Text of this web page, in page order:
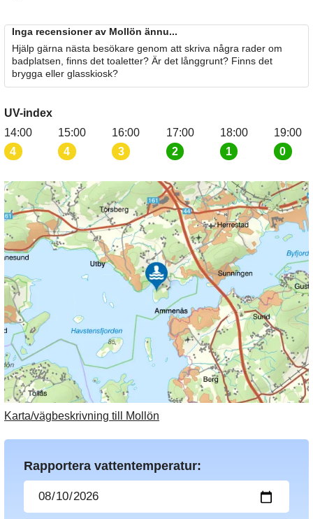
Inga recensioner av Mollön ännu...
Hjälp gärna nästa besökare genom att skriva några rader om
badplatsen, finns det toaletter? Är det långgrunt? Finns det
brygga eller glasskiosk?
UV-index
14:00
4
15:00
4
16:00
3
17:00
2
18:00
1
19:00
0
Karta/vägbeskrivning till Mollön
Rapportera vattentemperatur: